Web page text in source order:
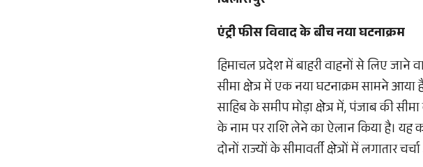
एंट्री फीस विवाद के बीच नया घटनाक्रम
हिमाचल प्रदेश में बाहरी वाहनों से लिए
सीमा क्षेत्र में एक नया घटनाक्रम सामने
साहिब के समीप मोड़ा क्षेत्र में, पंजाब की
के नाम पर राशि लेने का ऐलान किया है।
दोनों राज्यों के सीमावर्ती क्षेत्रों में लगातार